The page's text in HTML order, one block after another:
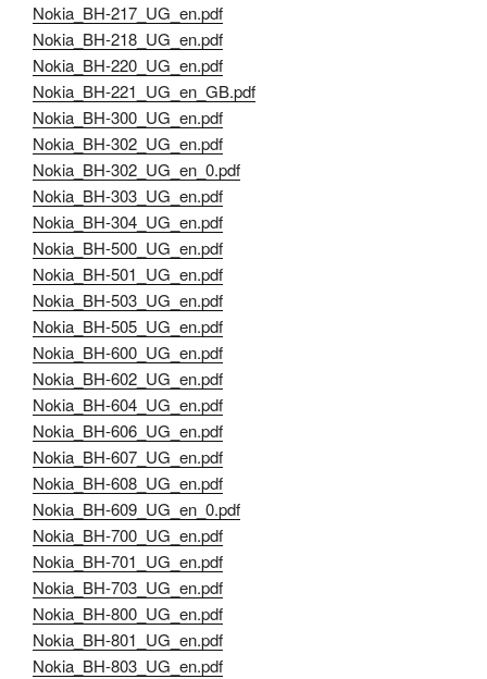
Nokia_BH-217_UG_en.pdf
Nokia_BH-218_UG_en.pdf
Nokia_BH-220_UG_en.pdf
Nokia_BH-221_UG_en_GB.pdf
Nokia_BH-300_UG_en.pdf
Nokia_BH-302_UG_en.pdf
Nokia_BH-302_UG_en_0.pdf
Nokia_BH-303_UG_en.pdf
Nokia_BH-304_UG_en.pdf
Nokia_BH-500_UG_en.pdf
Nokia_BH-501_UG_en.pdf
Nokia_BH-503_UG_en.pdf
Nokia_BH-505_UG_en.pdf
Nokia_BH-600_UG_en.pdf
Nokia_BH-602_UG_en.pdf
Nokia_BH-604_UG_en.pdf
Nokia_BH-606_UG_en.pdf
Nokia_BH-607_UG_en.pdf
Nokia_BH-608_UG_en.pdf
Nokia_BH-609_UG_en_0.pdf
Nokia_BH-700_UG_en.pdf
Nokia_BH-701_UG_en.pdf
Nokia_BH-703_UG_en.pdf
Nokia_BH-800_UG_en.pdf
Nokia_BH-801_UG_en.pdf
Nokia_BH-803_UG_en.pdf